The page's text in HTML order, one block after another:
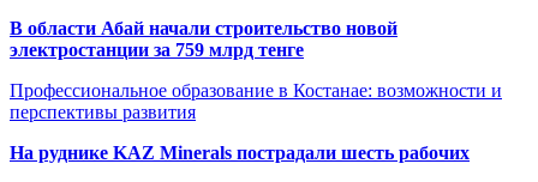
В области Абай начали строительство новой
электростанции за 759 млрд тенге
Профессиональное образование в Костанае: возможности и
перспективы развития
На руднике KAZ Minerals пострадали шесть рабочих